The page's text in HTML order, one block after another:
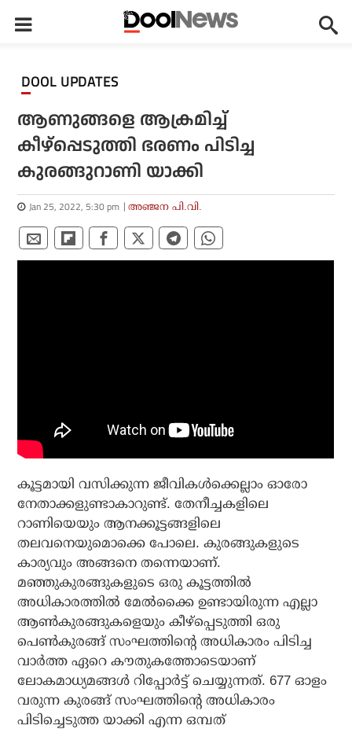
DOOL UPDATES
ആണുങ്ങളെ ആക്രമിച്ച്
കീഴ്‌പ്പെടുത്തി ഭരണം പിടിച്ച
കുരങ്ങുറാണി യാക്കി
Jan 25, 2022, 5:30 pm അഞ്ജന പി.വി.
കൂട്ടമായി വസിക്കുന്ന ജീവികള്‍ക്കെല്ലാം ഓരോ
നേതാക്കളുണ്ടാകാറുണ്ട്. തേനീച്ചകളിലെ
റാണിയെയും ആനക്കൂട്ടങ്ങളിലെ
തലവനെയുമൊക്കെ പോലെ. കുരങ്ങുകളുടെ
കാര്യവും അങ്ങനെ തന്നെയാണ്.
മഞ്ഞുകുരങ്ങുകളുടെ ഒരു കൂട്ടത്തില്‍
അധികാരത്തില്‍ മേല്‍ക്കൈ ഉണ്ടായിരുന്ന എല്ലാ
ആണ്‍കുരങ്ങുകളെയും കീഴ്പ്പെടുത്തി ഒരു
പെണ്‍കുരങ്ങ് സംഘത്തിന്റെ അധികാരം പിടിച്ച
വാര്‍ത്ത ഏറെ കൗതുകത്തോടെയാണ്
ലോകമാധ്യമങ്ങള്‍ റിപ്പോര്‍ട്ട് ചെയ്യുന്നത്. 677 ഓളം
വരുന്ന കുരങ്ങ് സംഘത്തിന്റെ അധികാരം
പിടിച്ചെടുത്ത യാക്കി എന്ന ഒമ്പത്